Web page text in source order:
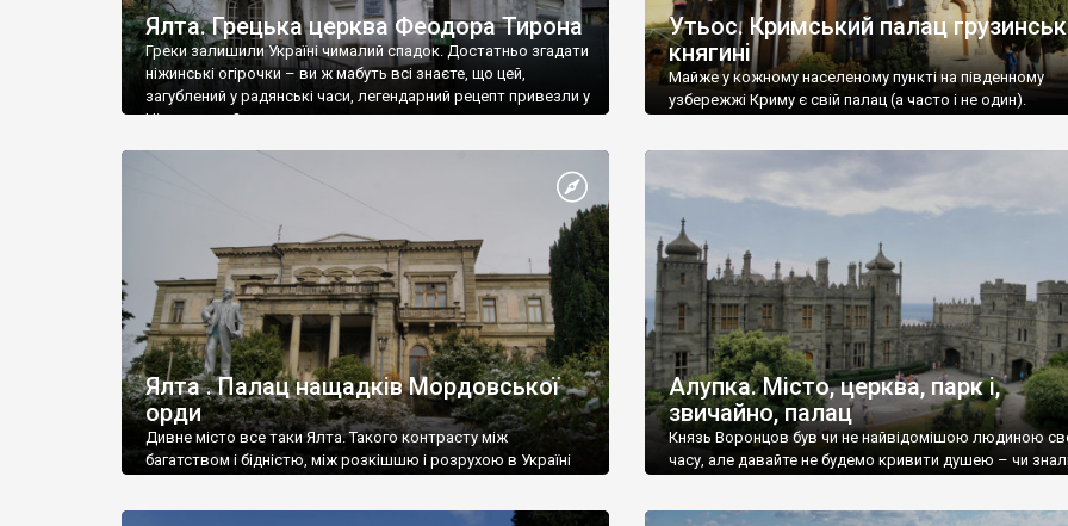
Ялта. Грецька церква Феодора Тирона
Греки залишили Україні чималий спадок. Достатньо згадати
ніжинські огірочки – ви ж мабуть всі знаєте, що цей,
загублений у радянські часи, легендарний рецепт привезли у
Ніжин греки?
Утьос. Кримський палац
княгині
Майже у кожному населеному пункті на південному
узбережжі Криму є свій палац (а часто і не один).
Ялта . Палац нащадків Мордовської
орди
Дивне місто все таки Ялта. Такого контрасту між
багатством і бідністю, між розкішшю і розрухою в Україні
Алупка. Місто, церква, парк і,
звичайно, палац
Князь Воронцов був чи не найвідомішою людиною
часу, але давайте не будемо кривити душею – чи